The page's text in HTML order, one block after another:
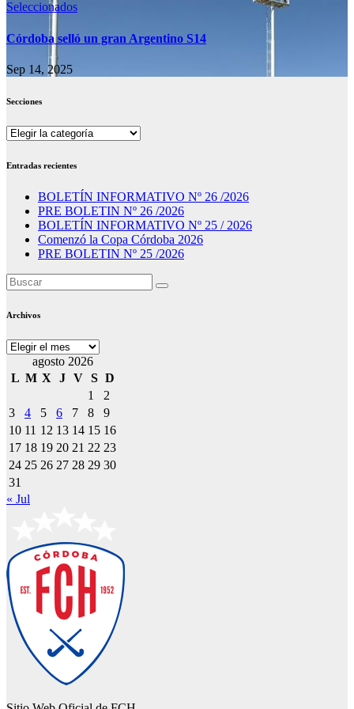
Seleccionados
Córdoba selló un gran Argentino S14
Sep 14, 2025
Secciones
Secciones
Entradas recientes
BOLETÍN INFORMATIVO Nº 26 /2026
PRE BOLETIN Nº 26 /2026
BOLETÍN INFORMATIVO Nº 25 / 2026
Comenzó la Copa Córdoba 2026
PRE BOLETIN Nº 25 /2026
Archivos
Archivos
agosto 2026
L M X J V S D
1
2
3
4 5 6 7 8
9
10 11 12 13 14 15 16
17 18 19 20 21 22 23
24 25 26 27 28 29 30
31
« Jul